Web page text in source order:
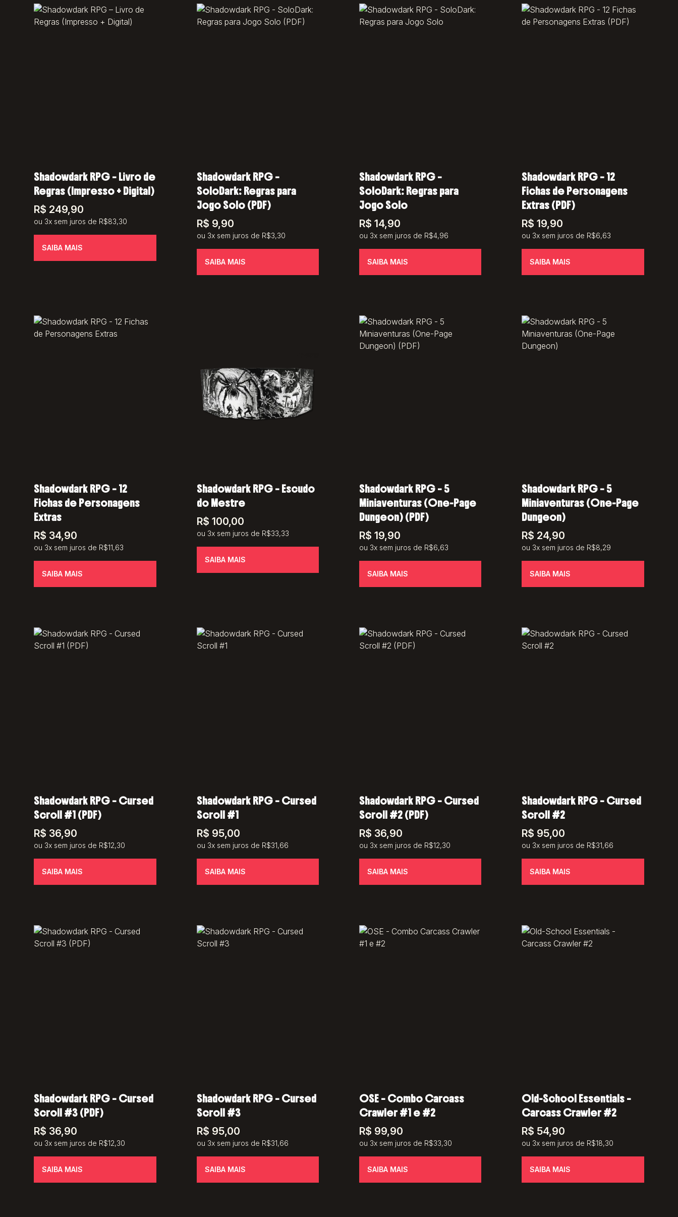
Shadowdark RPG – Livro de
Regras (Impresso + Digital)
R$ 249,90
ou 3x sem juros de R$83,30
SAIBA MAIS
Shadowdark RPG –
SoloDark: Regras para
Jogo Solo (PDF)
R$ 9,90
ou 3x sem juros de R$3,30
SAIBA MAIS
Shadowdark RPG –
SoloDark: Regras para
Jogo Solo
R$ 14,90
ou 3x sem juros de R$4,96
SAIBA MAIS
Shadowdark RPG – 12
Fichas de Personagens
Extras (PDF)
R$ 19,90
ou 3x sem juros de R$6,63
SAIBA MAIS
Shadowdark RPG – 12
Fichas de Personagens
Extras
R$ 34,90
ou 3x sem juros de R$11,63
SAIBA MAIS
Shadowdark RPG – Escudo
do Mestre
R$ 100,00
ou 3x sem juros de R$33,33
SAIBA MAIS
Shadowdark RPG – 5
Miniaventuras (One-Page
Dungeon) (PDF)
R$ 19,90
ou 3x sem juros de R$6,63
SAIBA MAIS
Shadowdark RPG – 5
Miniaventuras (One-Page
Dungeon)
R$ 24,90
ou 3x sem juros de R$8,29
SAIBA MAIS
Shadowdark RPG – Cursed
Scroll #1 (PDF)
R$ 36,90
ou 3x sem juros de R$12,30
SAIBA MAIS
Shadowdark RPG – Cursed
Scroll #1
R$ 95,00
ou 3x sem juros de R$31,66
SAIBA MAIS
Shadowdark RPG – Cursed
Scroll #2 (PDF)
R$ 36,90
ou 3x sem juros de R$12,30
SAIBA MAIS
Shadowdark RPG – Cursed
Scroll #2
R$ 95,00
ou 3x sem juros de R$31,66
SAIBA MAIS
Shadowdark RPG – Cursed
Scroll #3 (PDF)
R$ 36,90
ou 3x sem juros de R$12,30
SAIBA MAIS
Shadowdark RPG – Cursed
Scroll #3
R$ 95,00
ou 3x sem juros de R$31,66
SAIBA MAIS
OSE – Combo Carcass
Crawler #1 e #2
R$ 99,90
ou 3x sem juros de R$33,30
SAIBA MAIS
Old-School Essentials –
Carcass Crawler #2
R$ 54,90
ou 3x sem juros de R$18,30
SAIBA MAIS